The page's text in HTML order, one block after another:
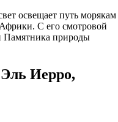
освещает путь морякам
С его смотровой
Памятника природы
Иерро,